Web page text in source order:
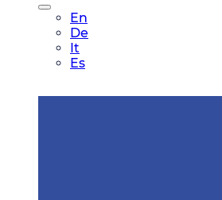
En
De
It
Es